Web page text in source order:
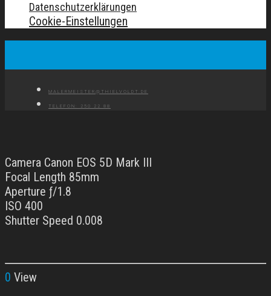
Datenschutzerklärungen
Cookie-Einstellungen
MALERMEISTER@THIELVOLDT.DE
TELEFON: 250 22 88
Camera Canon EOS 5D Mark III
Focal Length 85mm
Aperture ƒ/1.8
ISO 400
Shutter Speed 0.008
0 View